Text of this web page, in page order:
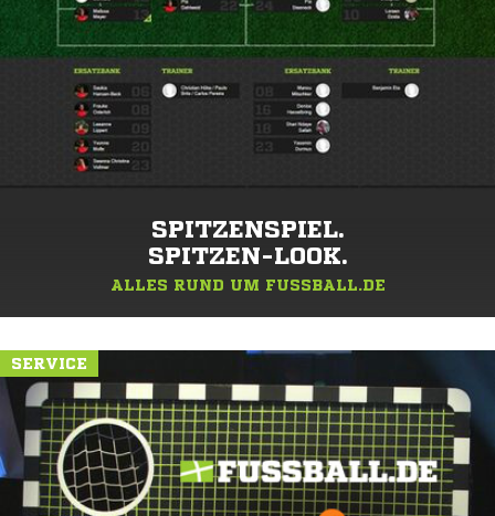
SPITZENSPIEL.
SPITZEN-LOOK.
ALLES RUND UM FUSSBALL.DE
SERVICE